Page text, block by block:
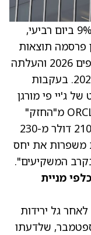
זינקה ביותר מ-9% ביום רביעי,
פרסמה תוצאות
חיוביות לרבעון השלישי של שנת הכספים 2026 והעלתה
את תחזית ההכנסות לשנת הכספים 2026. בעקבות
ג'יי פי מורגן
מארק מרפי העלה את דירוגו למניית ORCL מ"החזק"
ל"קנייה", אך הוריד את מחיר היעד ל-210 דולר מ-230
משפרות את יחס
המשקיעים".
מניית
גל ירידות
שלדעתו